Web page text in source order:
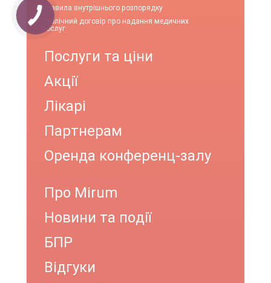
Правила внутрішнього розпорядку
Публічний договір про надання медичних
послуг
Послуги та ціни
Акції
Лікарі
Партнерам
Оренда конференц-залу
Про Mirum
Новини та події
БПР
Відгуки